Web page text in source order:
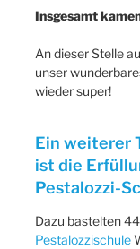
Insgesamt
An dieser Stelle
unser
wieder super!
Ein weiterer
ist die
Pestalozzi-
Dazu bastelten
Pestalozzischule